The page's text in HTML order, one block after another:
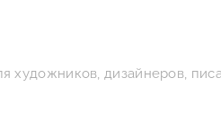
дизайнеров,